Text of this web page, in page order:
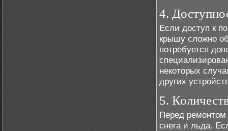
4.
Если доступ к
крышу сложно
потребуется
некоторых
других
5.
Перед ремонтом
снега и льда.